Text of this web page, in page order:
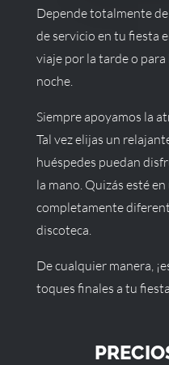
Depende totalmente
de servicio en tu fiesta
viaje por la tarde o
noche.
Siempre apoyamos la
Tal vez elijas un
huéspedes puedan
la mano. Quizás esté
completamente
discoteca.
De cualquier manera,
toques finales a tu